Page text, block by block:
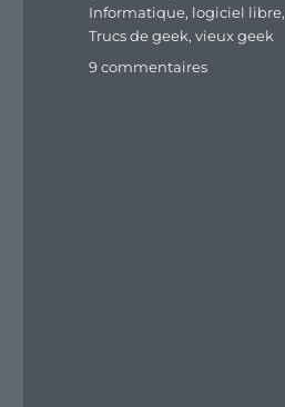
Informatique, logiciel libre,
Trucs de geek,vieux geek
9 commentairessur